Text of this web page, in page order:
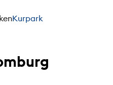
Kurpark